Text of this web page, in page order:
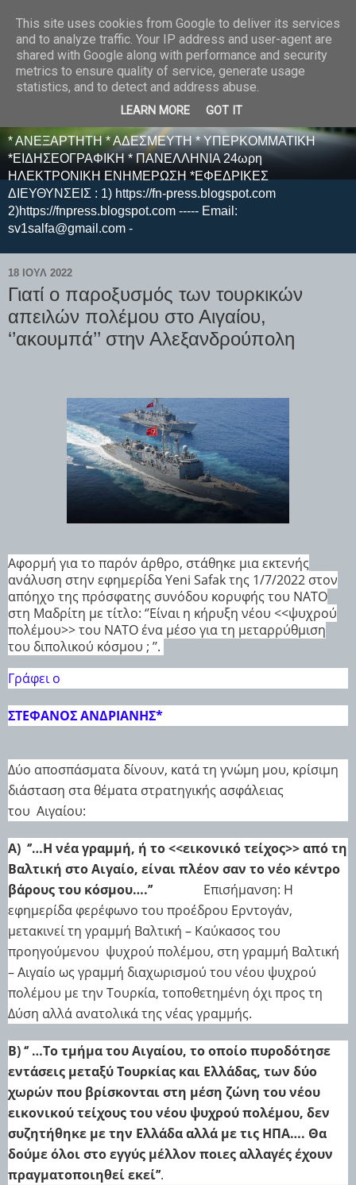
E F E N P R E S S -
ΗΛΕΚΤΡΟΝΙΚΗ
ΕΦΗΜΕΡΙΔΑ
* ΑΝΕΞΑΡΤΗΤΗ * ΑΔΕΣΜΕΥΤΗ * ΥΠΕΡΚΟΜΜΑΤΙΚΗ
*ΕΙΔΗΣΕΟΓΡΑΦΙΚΗ * ΠΑΝΕΛΛΗΝΙΑ 24ωρη
ΗΛΕΚΤΡΟΝΙΚΗ ΕΝΗΜΕΡΩΣΗ *ΕΦΕΔΡΙΚΕΣ
ΔΙΕΥΘΥΝΣΕΙΣ : 1) https://fn-press.blogspot.com
2)https://fnpress.blogspot.com ----- Email:
sv1salfa@gmail.com -
18 ΙΟΥΛ 2022
Γιατί ο παροξυσμός των τουρκικών
απειλών πολέμου στο Αιγαίου,
‘’ακουμπά’’ στην Αλεξανδρούπολη
Αφορμή για το παρόν άρθρο, στάθηκε μια εκτενής
ανάλυση στην εφημερίδα Yeni Safak της 1/7/2022 στον
απόηχο της πρόσφατης συνόδου κορυφής του ΝΑΤΟ
στη Μαδρίτη με τίτλο: ‘’Είναι η κήρυξη νέου <<ψυχρού
πολέμου>> του ΝΑΤΟ ένα μέσο για τη μεταρρύθμιση
του διπολικού κόσμου ; ’’.
Γράφει ο
ΣΤΕΦΑΝΟΣ ΑΝΔΡΙΑΝΗΣ*
Δύο αποσπάσματα δίνουν, κατά τη γνώμη μου, κρίσιμη
διάσταση στα θέματα στρατηγικής ασφάλειας
του Αιγαίου:
Α) ‘’…Η νέα γραμμή, ή το <<εικονικό τείχος>> από τη
Βαλτική στο Αιγαίο, είναι πλέον σαν το νέο κέντρο
βάρους του κόσμου….’’
Επισήμανση: Η
εφημερίδα φερέφωνο του προέδρου Ερντογάν,
μετακινεί τη γραμμή Βαλτική – Καύκασος του
προηγούμενου ψυχρού πολέμου, στη γραμμή Βαλτική
– Αιγαίο ως γραμμή διαχωρισμού του νέου ψυχρού
πολέμου με την Τουρκία, τοποθετημένη όχι προς τη
Δύση αλλά ανατολικά της νέας γραμμής.
Β) ‘’ …Το τμήμα του Αιγαίου, το οποίο πυροδότησε
εντάσεις μεταξύ Τουρκίας και Ελλάδας, των δύο
χωρών που βρίσκονται στη μέση ζώνη του νέου
εικονικού τείχους του νέου ψυχρού πολέμου, δεν
συζητήθηκε με την Ελλάδα αλλά με τις ΗΠΑ…. Θα
δούμε όλοι στο εγγύς μέλλον ποιες αλλαγές έχουν
πραγματοποιηθεί εκεί’’.
This site uses cookies from Google to deliver its services
and to analyze traffic. Your IP address and user-agent are
shared with Google along with performance and security
metrics to ensure quality of service, generate usage
statistics, and to detect and address abuse.
LEARN MORE GOT IT